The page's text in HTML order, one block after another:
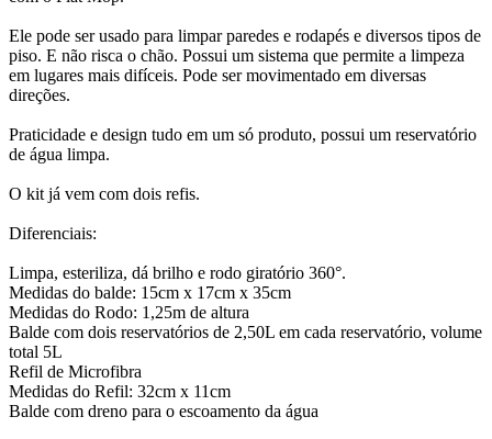
Ele pode ser usado para limpar paredes e rodapés e diversos tipos de
piso. E não risca o chão. Possui um sistema que permite a limpeza
em lugares mais difíceis. Pode ser movimentado em diversas
direções.
Praticidade e design tudo em um só produto, possui um reservatório
de água limpa.
O kit já vem com dois refis.
Diferenciais:
Limpa, esteriliza, dá brilho e rodo giratório 360°.
Medidas do balde: 15cm x 17cm x 35cm
Medidas do Rodo: 1,25m de altura
Balde com dois reservatórios de 2,50L em cada reservatório, volume
total 5L
Refil de Microfibra
Medidas do Refil: 32cm x 11cm
Balde com dreno para o escoamento da água